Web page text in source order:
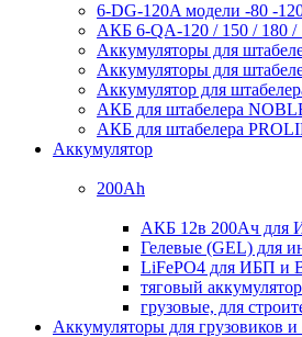
6-DG-120A модели -80 -
АКБ 6-QA-120 / 150 / 180 /
Аккумуляторы для
Аккумуляторы для
Аккумулятор для
АКБ для штабелера
АКБ для штабелера
Аккумулятор
200Ah
АКБ 12в 200Ач для
Гелевые (GEL) для
LiFePO4 для ИБП и
тяговый
грузовые, для
Аккумуляторы для грузовиков